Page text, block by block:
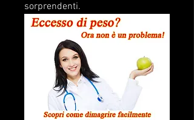
sorprendenti.